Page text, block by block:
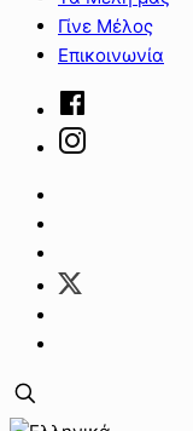
Γίνε Μέλος
Επικοινωνία